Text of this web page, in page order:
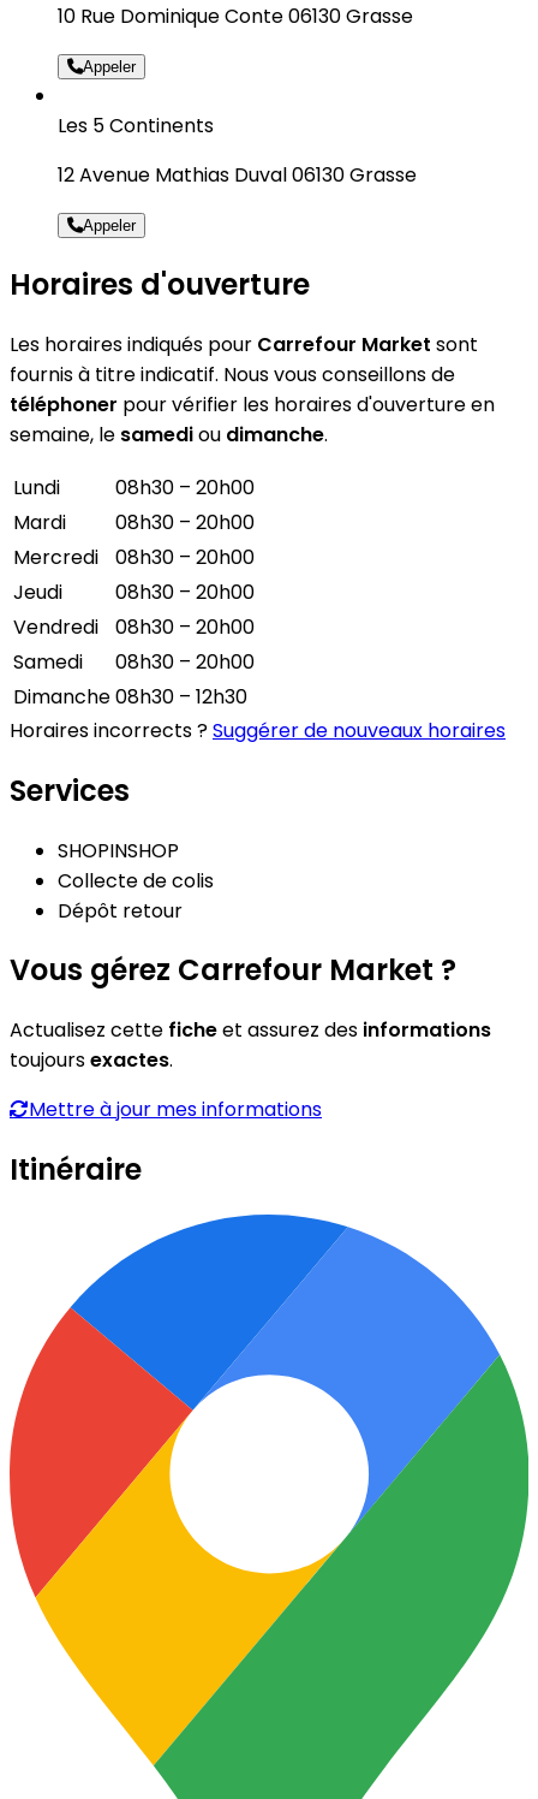
10 Rue Dominique Conte 06130 Grasse
Appeler
Les 5 Continents
12 Avenue Mathias Duval 06130 Grasse
Appeler
Horaires d'ouverture
Les horaires indiqués pour Carrefour Market sont
fournis à titre indicatif. Nous vous conseillons de
téléphoner pour vérifier les horaires d'ouverture en
semaine, le samediou dimanche.
Lundi
08h30 – 20h00
Mardi
08h30 – 20h00
Mercredi
08h30 – 20h00
Jeudi
08h30 – 20h00
Vendredi
08h30 – 20h00
Samedi
08h30 – 20h00
Dimanche08h30 – 12h30
Horaires incorrects ?Suggérer de nouveaux horaires
Services
SHOPINSHOP
Collecte de colis
Dépôt retour
Vous gérez Carrefour Market ?
Actualisez cette ficheet assurez des informations
toujoursexactes.
Mettre à jour mes informations
Itinéraire